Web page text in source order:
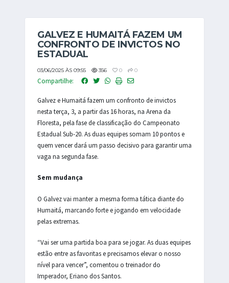
GALVEZ E HUMAITÁ FAZEM UM
CONFRONTO DE INVICTOS NO
ESTADUAL
03/06/2025 ÀS 09:55 356 0 0
Compartilhe:
Galvez e Humaitá fazem um confronto de invictos
nesta terça, 3, a partir das 16 horas, na Arena da
Floresta, pela fase de classificação do Campeonato
Estadual Sub-20. As duas equipes somam 10 pontos e
quem vencer dará um passo decisivo para garantir uma
vaga na segunda fase.
Sem mudança
O Galvez vai manter a mesma forma tática diante do
Humaitá, marcando forte e jogando em velocidade
pelas extremas.
“Vai ser uma partida boa para se jogar. As duas equipes
estão entre as favoritas e precisamos elevar o nosso
nível para vencer”, comentou o treinador do
Imperador, Eriano dos Santos.